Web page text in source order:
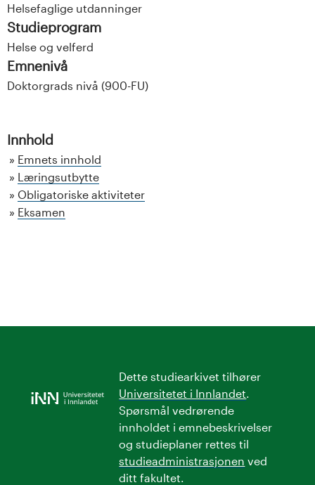
Helsefaglige utdanninger
Studieprogram
Helse og velferd
Emnenivå
Doktorgrads nivå (900-FU)
Innhold
Emnets innhold
Læringsutbytte
Obligatoriske aktiviteter
Eksamen
Dette studiearkivet tilhører
Universitetet i Innlandet
Spørsmål vedrørende
innholdet i emnebeskrivelser
og studieplaner rettes til
studieadministrasjonen ved
ditt fakultet.